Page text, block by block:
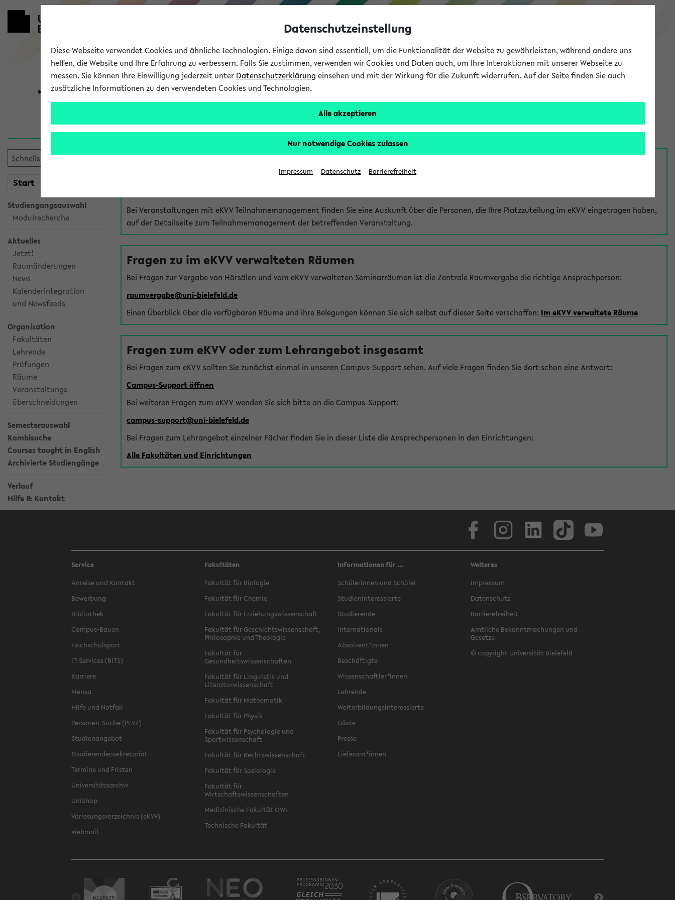
eKVV
Universität Forschung Studium
Start
Studiengangsauswahl
Modulrecherche
Aktuelles
Jetzt!
Raumänderungen
News
Kalenderintegration
und Newsfeeds
Organisation
Fakultäten
Lehrende
Prüfungen
Räume
Veranstaltungs-
überschneidungen
Semesterauswahl
Kombisuche
Courses taught in English
Archivierte Studiengänge
Verlauf
Hilfe & Kontakt
Hilfe & Kontakt
Bei Veranstaltungen mit eKVV Teilnahmemanagement finden Sie eine Auskunft über die Personen, die Ihre Platzzuteilung im eKVV eingetragen haben,
auf der Detailseite zum Teilnahmemanagement der betreffenden Veranstaltung.
Fragen zu im eKVV verwalteten Räumen
Bei Fragen zur Vergabe von Hörsälen und vom eKVV verwalteten Seminarräumen ist die Zentrale Raumvergabe die richtige Ansprechperson:
raumvergabe@uni-bielefeld.de
Einen Überblick über die verfügbaren Räume und ihre Belegungen können Sie sich selbst auf dieser Seite verschaffen: Im eKVV verwaltete Räume
Fragen zum eKVV oder zum Lehrangebot insgesamt
Bei Fragen zum eKVV sollten Sie zunächst einmal in unseren Campus-Support sehen. Auf viele Fragen finden Sie dort schon eine Antwort:
Campus-Support öffnen
Bei weiteren Fragen zum eKVV wenden Sie sich bitte an die Campus-Support:
campus-support@uni-bielefeld.de
Bei Fragen zum Lehrangebot einzelner Fächer finden Sie in dieser Liste die Ansprechpersonen in den Einrichtungen:
Alle Fakultäten und Einrichtungen
Service
Anreise und Kontakt
Bewerbung
Bibliothek
Campus-Bauen
Hochschulsport
IT-Services (BITS)
Karriere
Mensa
Hilfe und Notfall
Personen-Suche (PEVZ)
Studienangebot
Studierendensekretariat
Termine und Fristen
Universitätsarchiv
UniShop
Vorlesungsverzeichnis (eKVV)
Webmail
Fakultäten
Fakultät für Biologie
Fakultät für Chemie
Fakultät für Erziehungswissenschaft
Fakultät für Geschichtswissenschaft,
Philosophie und Theologie
Fakultät für
Gesundheitswissenschaften
Fakultät für Linguistik und
Literaturwissenschaft
Fakultät für Mathematik
Fakultät für Physik
Fakultät für Psychologie und
Sportwissenschaft
Fakultät für Rechtswissenschaft
Fakultät für Soziologie
Fakultät für
Wirtschaftswissenschaften
Medizinische Fakultät OWL
Technische Fakultät
Informationen für ...
Schülerinnen und Schüler
Studieninteressierte
Studierende
Internationals
Absolvent*innen
Beschäftigte
Wissenschaftler*innen
Lehrende
Weiterbildungsinteressierte
Gäste
Presse
Lieferant*innen
Weiteres
Impressum
Datenschutz
Barrierefreiheit
Amtliche Bekanntmachungen und
Gesetze
© copyright Universität Bielefeld
Datenschutzeinstellung
Diese Webseite verwendet Cookies und ähnliche Technologien. Einige davon sind essentiell, um die Funktionalität der Website zu gewährleisten, während andere uns
helfen, die Website und Ihre Erfahrung zu verbessern. Falls Sie zustimmen, verwenden wir Cookies und Daten auch, um Ihre Interaktionen mit unserer Webseite zu
messen. Sie können Ihre Einwilligung jederzeit unter Datenschutzerklärung einsehen und mit der Wirkung für die Zukunft widerrufen. Auf der Seite finden Sie auch
zusätzliche Informationen zu den verwendeten Cookies und Technologien.
Alle akzeptieren
Nur notwendige Cookies zulassen
Impressum Datenschutz Barrierefreiheit